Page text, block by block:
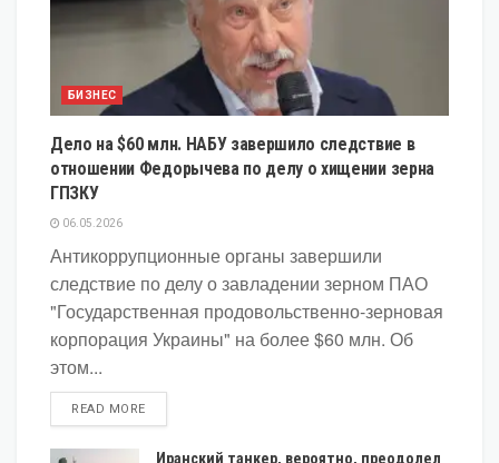
БИЗНЕС
Дело на $60 млн. НАБУ завершило следствие в
отношении Федорычева по делу о хищении зерна
ГПЗКУ
06.05.2026
Антикоррупционные органы завершили
следствие по делу о завладении зерном ПАО
"Государственная продовольственно-зерновая
корпорация Украины" на более $60 млн. Об
этом...
READ MOREDETAILS
Иранский танкер, вероятно, преодолел